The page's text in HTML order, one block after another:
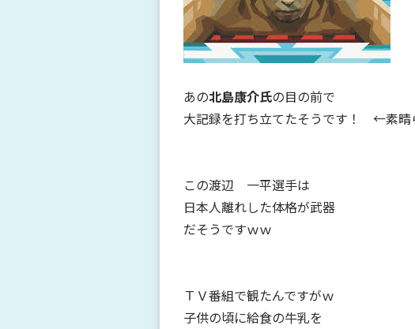
あの北島康介氏の目の前で
大記録を打ち立てたそうです！ ←素晴
この渡辺 一平選手は
日本人離れした体格が武器
だそうですｗｗ
ＴＶ番組で観たんですがｗ
子供の頃に給食の牛乳を